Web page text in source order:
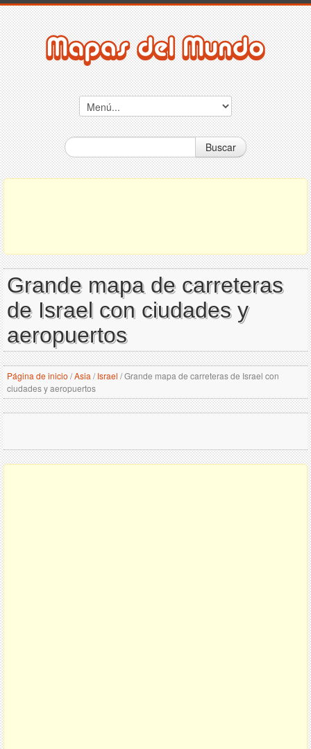
Buscar
Grande mapa de carreteras
de Israel con ciudades y
aeropuertos
Página de inicio /Asia / Israel /Grande mapa de carreteras de Israel con
ciudades y aeropuertos